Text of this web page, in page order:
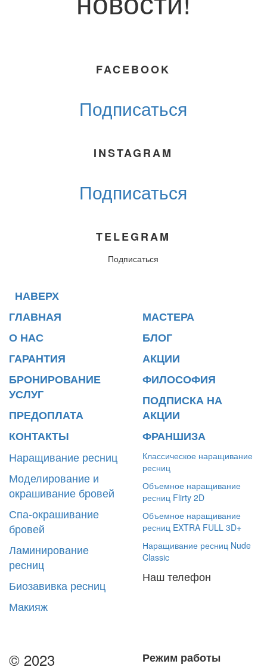
FACEBOOK
Подписаться
INSTAGRAM
Подписаться
TELEGRAM
Подписаться
НАВЕРХ
ГЛАВНАЯ
О НАС
ГАРАНТИЯ
БРОНИРОВАНИЕ
УСЛУГ
ПРЕДОПЛАТА
КОНТАКТЫ
МАСТЕРА
БЛОГ
АКЦИИ
ФИЛОСОФИЯ
ПОДПИСКА НА
АКЦИИ
ФРАНШИЗА
Наращивание ресниц
Моделирование и
окрашивание бровей
Спа-окрашивание
бровей
Ламинирование
ресниц
Биозавивка ресниц
Макияж
Классическое наращивание
ресниц
Объемное наращивание
ресниц Flirty 2D
Объемное наращивание
ресниц EXTRA FULL 3D+
Наращивание ресниц Nude
Classic
Наш телефон
© 2023
Режим работы